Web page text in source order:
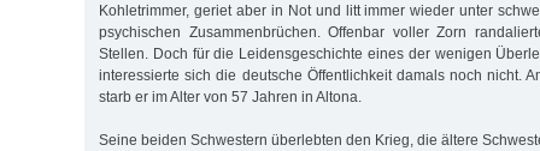
Kohletrimmer, geriet aber in Not und litt immer wieder unter
psychischen Zusammenbrüchen. Offenbar voller Zorn
Stellen. Doch für die Leidensgeschichte eines der wenigen
interessierte sich die deutsche Öffentlichkeit damals noch nicht.
starb er im Alter von 57 Jahren in Altona.
Seine beiden Schwestern überlebten den Krieg, die ältere